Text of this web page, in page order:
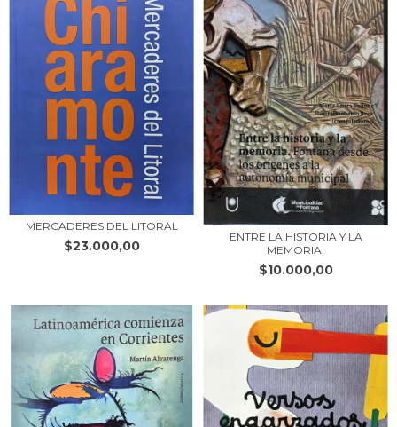
MERCADERES DEL LITORAL
$23.000,00
ENTRE LA HISTORIA Y LA
MEMORIA.
$10.000,00